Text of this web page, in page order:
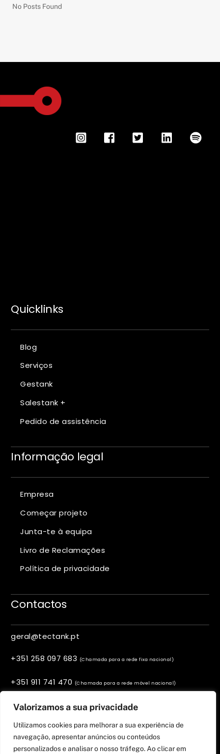
Valorizamos a sua privacidade
Utilizamos cookies para melhorar a sua experiência de
navegação, apresentar anúncios ou conteúdos
personalizados e analisar o nosso tráfego. Ao clicar em
No Posts Found
Quicklinks
Blog
Serviços
Gestank
Salestank +
Pedido de assistência
Informação legal
Empresa
Começar projeto
Junta-te à equipa
Livro de Reclamações
Política de privacidade
Contactos
geral@tectank.pt
+351 258 097 683 (Chamada para a rede fixa nacional)
+351 911 741 470 (Chamada para a rede móvel nacional)
Viana do Castelo, Portugal